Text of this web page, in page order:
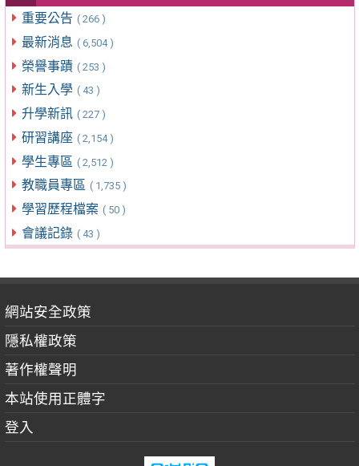
重要公告 ( 266 )
最新消息 ( 6,504 )
榮譽事蹟 ( 253 )
新生入學 ( 43 )
升學新訊 ( 227 )
研習講座 ( 2,154 )
學生專區 ( 2,512 )
教職員專區 ( 1,735 )
學習歷程檔案 ( 50 )
會議記錄 ( 43 )
網站安全政策
隱私權政策
著作權聲明
本站使用正體字
登入